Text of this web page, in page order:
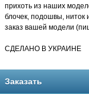
прихоть из наших
блочек, подошвы,
заказ вашей модели
СДЕЛАНО В УКРАИНЕ
Заказать